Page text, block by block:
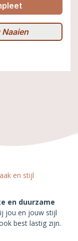
en stijl
en duurzame
jou en jouw stijl
best lastig zijn.